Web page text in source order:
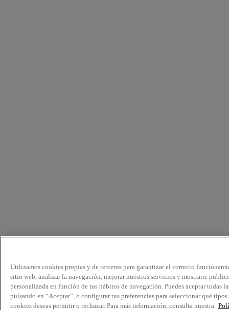
Utilizamos cookies propias y de terceros para garantizar el correcto
sitio web, analizar la navegación, mejorar nuestros servicios y mostrarte
personalizada en función de tus hábitos de navegación. Puedes aceptar todas
pulsando en “Aceptar”, o configurar tus preferencias para seleccionar qué tipos
cookies deseas permitir o rechazar. Para más información, consulta nuestra